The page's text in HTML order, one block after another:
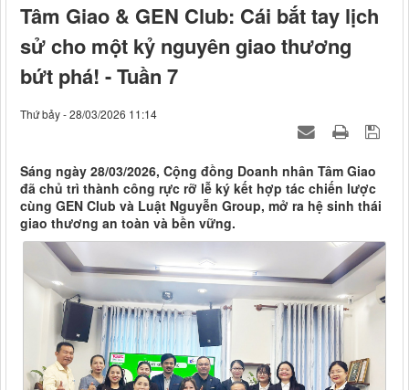
Tâm Giao & GEN Club: Cái bắt tay lịch
sử cho một kỷ nguyên giao thương
bứt phá! - Tuần 7
Thứ bảy - 28/03/2026 11:14
Sáng ngày 28/03/2026, Cộng đồng Doanh nhân Tâm Giao
đã chủ trì thành công rực rỡ lễ ký kết hợp tác chiến lược
cùng GEN Club và Luật Nguyễn Group, mở ra hệ sinh thái
giao thương an toàn và bền vững.